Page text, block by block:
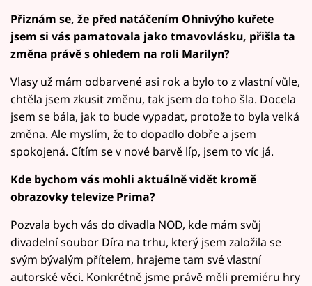
Přiznám se, že před natáčením Ohnivýho kuřete
jsem si vás pamatovala jako tmavovlásku, přišla ta
změna právě s ohledem na roli Marilyn?
Vlasy už mám odbarvené asi rok a bylo to z vlastní vůle,
chtěla jsem zkusit změnu, tak jsem do toho šla. Docela
jsem se bála, jak to bude vypadat, protože to byla velká
změna. Ale myslím, že to dopadlo dobře a jsem
spokojená. Cítím se v nové barvě líp, jsem to víc já.
Kde bychom vás mohli aktuálně vidět kromě
obrazovky televize Prima?
Pozvala bych vás do divadla NOD, kde mám svůj
divadelní soubor Díra na trhu, který jsem založila se
svým bývalým přítelem, hrajeme tam své vlastní
autorské věci. Konkrétně jsme právě měli premiéru hry